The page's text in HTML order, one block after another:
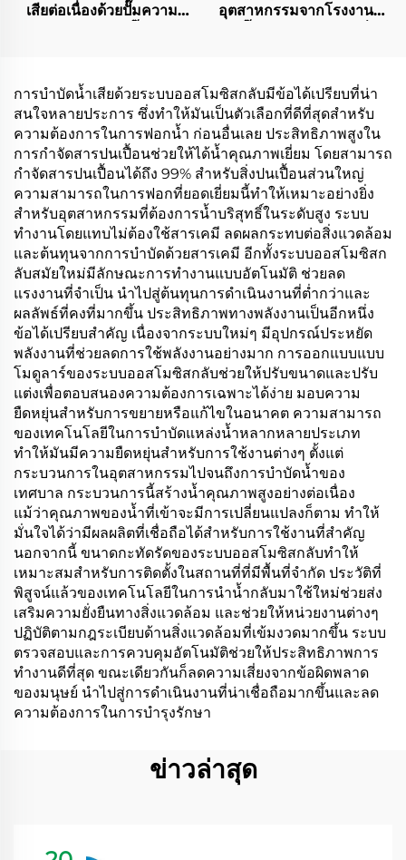
เสียต่อเนื่องด้วยปั๊มความ
อุตสาหกรรมจากโรงงานจีน
การบำบัดน้ำเสียด้วยระบบออสโมซิสกลับมีข้อได้เปรียบที่น่า
สนใจหลายประการ ซึ่งทำให้มันเป็นตัวเลือกที่ดีที่สุดสำหรับ
ความต้องการในการฟอกน้ำ ก่อนอื่นเลย ประสิทธิภาพสูงใน
การกำจัดสารปนเปื้อนช่วยให้ได้น้ำคุณภาพเยี่ยม โดยสามารถ
กำจัดสารปนเปื้อนได้ถึง 99% สำหรับสิ่งปนเปื้อนส่วนใหญ่
ความสามารถในการฟอกที่ยอดเยี่ยมนี้ทำให้เหมาะอย่างยิ่ง
สำหรับอุตสาหกรรมที่ต้องการน้ำบริสุทธิ์ในระดับสูง ระบบ
ทำงานโดยแทบไม่ต้องใช้สารเคมี ลดผลกระทบต่อสิ่งแวดล้อม
และต้นทุนจากการบำบัดด้วยสารเคมี อีกทั้งระบบออสโมซิสก
ลับสมัยใหม่มีลักษณะการทำงานแบบอัตโนมัติ ช่วยลด
แรงงานที่จำเป็น นำไปสู่ต้นทุนการดำเนินงานที่ต่ำกว่าและ
ผลลัพธ์ที่คงที่มากขึ้น ประสิทธิภาพทางพลังงานเป็นอีกหนึ่ง
ข้อได้เปรียบสำคัญ เนื่องจากระบบใหม่ๆ มีอุปกรณ์ประหยัด
พลังงานที่ช่วยลดการใช้พลังงานอย่างมาก การออกแบบแบบ
โมดูลาร์ของระบบออสโมซิสกลับช่วยให้ปรับขนาดและปรับ
แต่งเพื่อตอบสนองความต้องการเฉพาะได้ง่าย มอบความ
ยืดหยุ่นสำหรับการขยายหรือแก้ไขในอนาคต ความสามารถ
ของเทคโนโลยีในการบำบัดแหล่งน้ำหลากหลายประเภท
ทำให้มันมีความยืดหยุ่นสำหรับการใช้งานต่างๆ ตั้งแต่
กระบวนการในอุตสาหกรรมไปจนถึงการบำบัดน้ำของ
เทศบาล กระบวนการนี้สร้างน้ำคุณภาพสูงอย่างต่อเนื่อง
แม้ว่าคุณภาพของน้ำที่เข้าจะมีการเปลี่ยนแปลงก็ตาม ทำให้
มั่นใจได้ว่ามีผลผลิตที่เชื่อถือได้สำหรับการใช้งานที่สำคัญ
นอกจากนี้ ขนาดกะทัดรัดของระบบออสโมซิสกลับทำให้
เหมาะสมสำหรับการติดตั้งในสถานที่ที่มีพื้นที่จำกัด ประวัติที่
พิสูจน์แล้วของเทคโนโลยีในการนำน้ำกลับมาใช้ใหม่ช่วยส่ง
เสริมความยั่งยืนทางสิ่งแวดล้อม และช่วยให้หน่วยงานต่างๆ
ปฏิบัติตามกฎระเบียบด้านสิ่งแวดล้อมที่เข้มงวดมากขึ้น ระบบ
ตรวจสอบและการควบคุมอัตโนมัติช่วยให้ประสิทธิภาพการ
ทำงานดีที่สุด ขณะเดียวกันก็ลดความเสี่ยงจากข้อผิดพลาด
ของมนุษย์ นำไปสู่การดำเนินงานที่น่าเชื่อถือมากขึ้นและลด
ความต้องการในการบำรุงรักษา
ข่าวล่าสุด